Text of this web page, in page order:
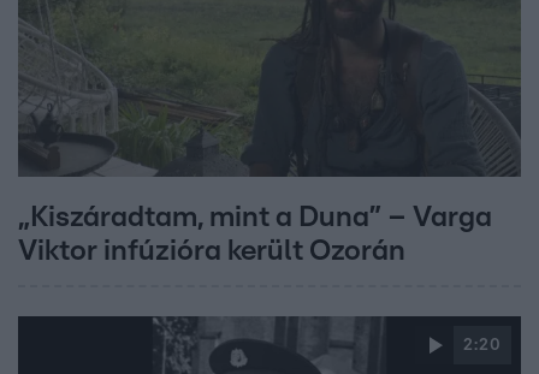
„Kiszáradtam, mint a Duna” – Varga
Viktor infúzióra került Ozorán
2:20